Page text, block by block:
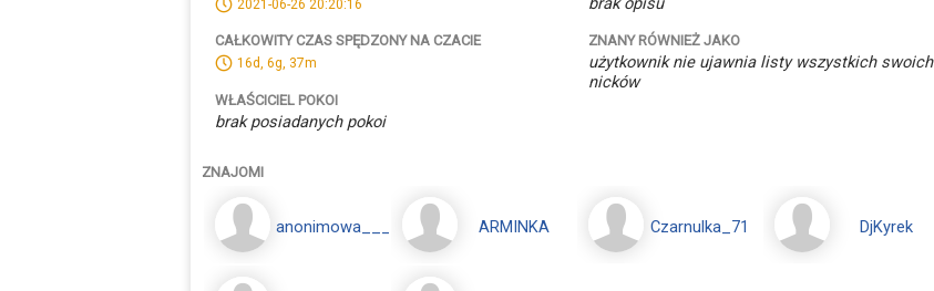
2021-06-26 20:20:16
CAŁKOWITY CZAS SPĘDZONY NA CZACIE
16d, 6g, 37m
WŁAŚCICIEL POKOI
brak posiadanych pokoi
ZNANY RÓWNIEŻ JAKO
użytkownik nie ujawnia listy wszystkich swoich
nicków
ZNAJOMI
anonimowa___M ARMINKA Czarnulka_71 DjKyrek